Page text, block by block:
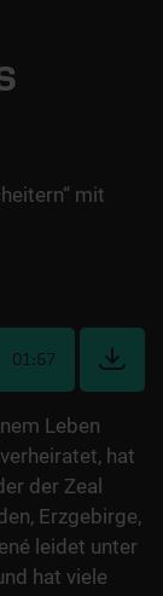
mit
01:57
Leben
hat
der Zeal
Erzgebirge,
leidet unter
hat viele